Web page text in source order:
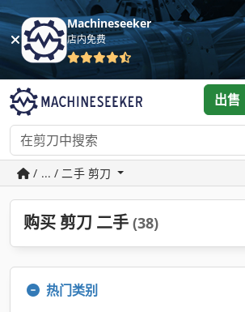
Machineseeker
店内免费
出售
/ ... / 二手 剪刀
购买 剪刀 二手 (38)
热门类别